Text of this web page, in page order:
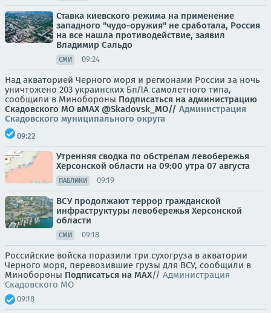
Ставка киевского режима на применение
западного "чудо-оружия" не сработала, Россия
на все нашла противодействие, заявил
Владимир Сальдо
СМИ 09:24
Над акваторией Черного моря и регионами России за ночь
уничтожено 203 украинских БпЛА самолетного типа,
сообщили в Минобороны Подписаться на администрацию
Скадовского МО вМАХ @Skadovsk_MO// Администрация
Скадовского муниципального округа
09:22
Утренняя сводка по обстрелам левобережья
Херсонской области на 09:00 утра 07 августа
ПАБЛИКИ 09:19
ВСУ продолжают террор гражданской
инфраструктуры левобережья Херсонской
области
СМИ 09:18
Российские войска поразили три сухогруза в акватории
Черного моря, перевозившие грузы для ВСУ, сообщили в
Минобороны Подписаться на MAX// Администрация
Скадовского МО
09:18